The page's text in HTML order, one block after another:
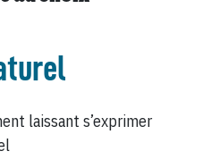
laissant s’exprimer